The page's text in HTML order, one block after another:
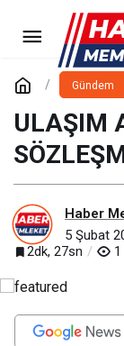
Gündem
ULAŞIM
Haber
5 Şubat
2dk, 27sn
1
MÜZESİ
Yorum